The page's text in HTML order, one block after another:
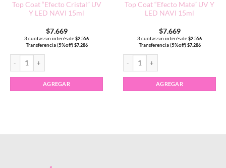
Top Coat “Efecto Cristal” UV
Y LED NAVI 15ml
$7.669
3 cuotas sin interés de $2.556
Transferencia (5%off) $7.286
Top Coat "Efecto Cristal" UV Y LED NAVI 15ml cantidad
AGREGAR
Top Coat “Efecto Mate” UV Y
LED NAVI 15ml
$7.669
3 cuotas sin interés de $2.556
Transferencia (5%off) $7.286
Top Coat “Efecto Mate” UV Y LED
AGREGAR